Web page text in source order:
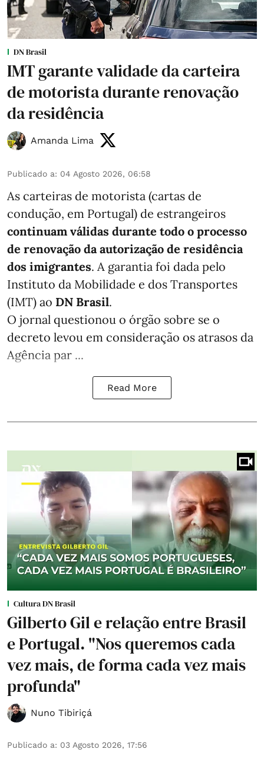
DN Brasil
IMT garante validade da carteira
de motorista durante renovação
da residência
Amanda Lima
Publicado a: 04 Agosto 2026, 06:58
As carteiras de motorista (cartas de
condução, em Portugal) de estrangeiros
continuam válidas durante todo o processo
de renovação da autorização de residência
dos imigrantes. A garantia foi dada pelo
Instituto da Mobilidade e dos Transportes
(IMT) ao DN Brasil.
O jornal questionou o órgão sobre se o
decreto levou em consideração os atrasos da
Agência par ...
Read More
Cultura DN Brasil
Gilberto Gil e relação entre Brasil
e Portugal. "Nos queremos cada
vez mais, de forma cada vez mais
profunda"
Nuno Tibiriçá
Publicado a: 03 Agosto 2026, 17:56